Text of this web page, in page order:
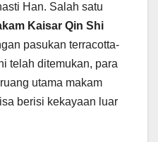
Han. Salah satu
Kaisar Qin Shi
pasukan terracotta-
telah ditemukan, para
utama makam
berisi kekayaan luar